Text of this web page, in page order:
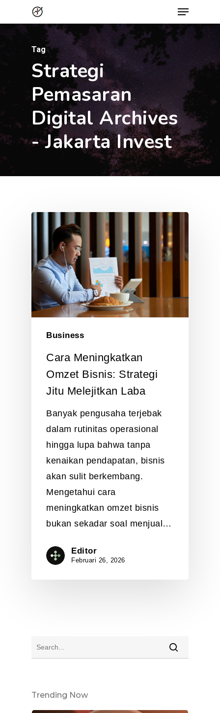
to
Menu
Tag
Strategi
Pemasaran
Digital Archives
- Jakarta Invest
Business
Cara Meningkatkan
Omzet Bisnis: Strategi
Jitu Melejitkan Laba
Banyak pengusaha terjebak
dalam rutinitas operasional
hingga lupa bahwa tanpa
kenaikan pendapatan, bisnis
akan sulit berkembang.
Mengetahui cara
meningkatkan omzet bisnis
bukan sekadar soal menjual…
Editor
Februari 26, 2026
Trending Now
Close
Menu